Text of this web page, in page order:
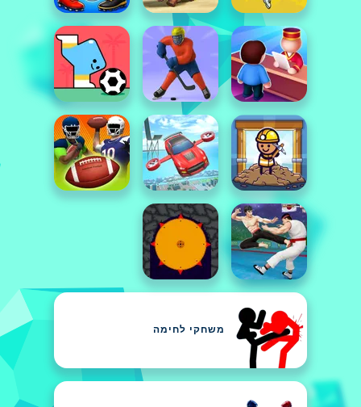
משחקי לחימה